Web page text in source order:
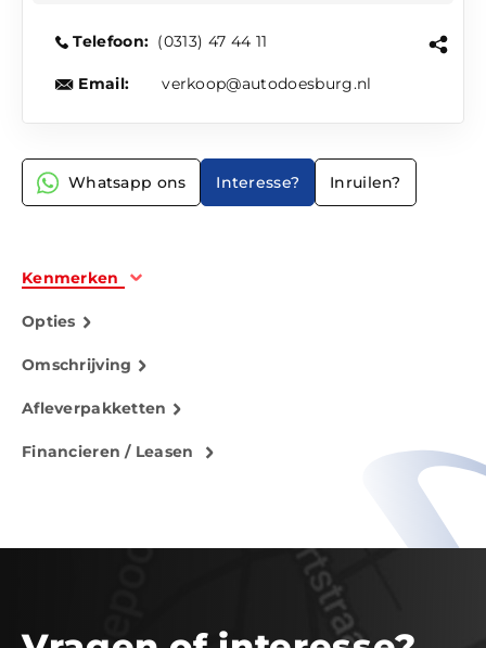
Telefoon: (0313) 47 44 11
Email: verkoop@autodoesburg.nl
Whatsapp ons Interesse? Inruilen?
Kenmerken
Opties
Omschrijving
Afleverpakketten
Financieren / Leasen